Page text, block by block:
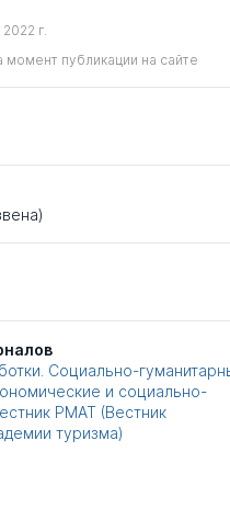
г.
публикации на сайте
Социально-
и социально-
РМАТ (Вестник
туризма)